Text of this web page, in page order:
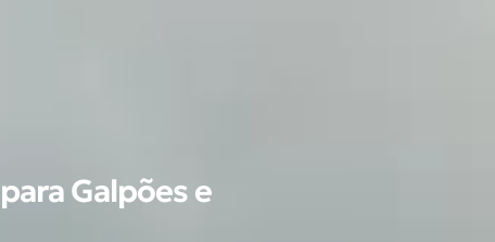
Galpões e